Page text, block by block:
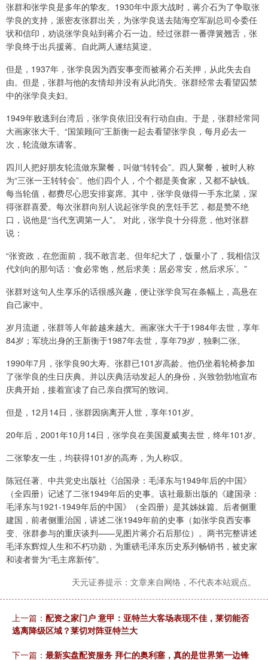
张群和张学良是多年的挚友。1930年中原大战时，蒋介石为了争取张
学良的支持，派密友张群出关，为张学良送去陆海空军副总司令委任
状和信印，劝说张学良站到蒋介石一边。经过张群一番弹簧翘舌，张
学良终于出兵援蒋。自此两人遂结莫逆。
但是，1937年，张学良因为西安事变而被蒋介石关押，从此失去自
由。但是，张群与他的友情却并没有从此消失。张群经常去看望囚禁
中的张学良夫妇。
1949年败逃到台湾后，张学良依旧没有行动自由。于是，张群经常同
大画家张大千、“国策顾问”王新衡一起去看望张学良，每月必去一
次，轮流做东请客。
四川人把好朋友轮流做东聚餐，叫做“转转会”。四人聚餐，被时人称
为“三张一王转转会”。他们四个人，个个都是美食家，又都不缺钱。
每当轮值，都费尽心思安排宴席。其中，张学良做得一手东北菜，深
得张群喜爱。每次张群向别人说起张学良的烹饪手艺，都是赞不绝
口，说他是“当代烹调第一人”。 对此，张学良十分得意，他对张群
说：
“张资政，在您面前，我不敢言老。但年纪大了，饭量小了，我相信汉
代刘向的那句话：‘食必常饱，然后求美；居必常安，然后求乐’。”
张群对这句人生享乐的话很感兴趣，便让张学良写在条幅上，高悬在
自己家中。
岁月流逝，张群等人年龄越来越大。画家张大千于1984年去世，享年
84岁；军统出身的王新衡于1987年去世，享年79岁，独剩二张。
1990年7月，张学良90大寿。张群已101岁高龄。他仍坐着轮椅参加
了张学良的生日庆典。并以庆典活动发起人的身份，兴致勃勃地宣布
庆典开始，接着宣读了自己亲自撰写的致词。
但是，12月14日，张群因病离开人世，享年101岁。
20年后，2001年10月14日，张学良在美国夏威夷去世，终年101岁。
二张挚友一生，均获得101岁的高寿，为人称叹。
陈冠任著、中共党史出版社《治国录：毛泽东与1949年后的中国》
（全四册）记述了二张1949年后的史事。该社最新出版的《建国录：
毛泽东与1921-1949年后的中国》（全四册）是其姊妹篇。后者侧重
建国，前者侧重治国，讲述二张1949年前的史事（如张学良西安事
变、张群参与的重庆谈判——见图片蒋介石后那位）。两书完整讲述
毛泽东辉煌人生和不朽功勋，为重磅毛泽东历史系列畅销书，被史家
和读者誉为“毛主席新传”。
天元证券提示：文章来自网络，不代表本站观点。
上一篇： 配资之家门户 意甲：亚特兰大客场表现不佳，莱切能否
逃离降级区域？莱切对阵亚特兰大
下一篇： 最新实盘配资服务 拜仁的奥利塞，真的是世界第一边锋